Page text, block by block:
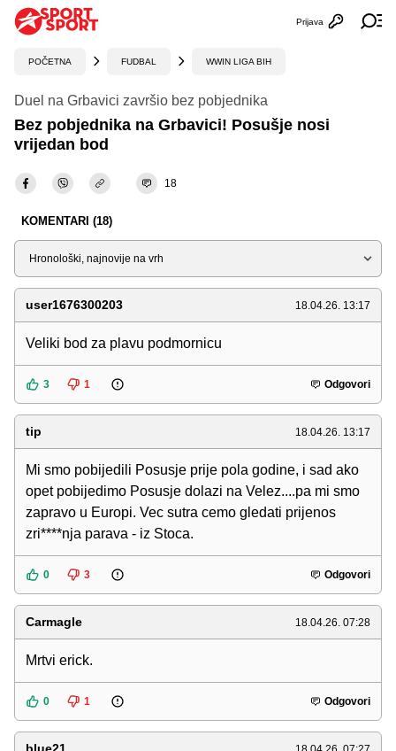
Otvori
Prijava
POČETNA FUDBAL WWIN LIGA BIH
Duel na Grbavici završio bez pobjednika
Bez pobjednika na Grbavici! Posušje nosi
vrijedan bod
18
KOMENTARI (18)
Sortiraj
user1676300203 18.04.26. 13:17
Veliki bod za plavu podmornicu
3 1 Odgovori
tip 18.04.26. 13:17
Mi smo pobijedili Posusje prije pola godine, i sad ako
opet pobijedimo Posusje dolazi na Velez....pa mi smo
zapravo u Europi. Vec sutra cemo gledati prijenos
zri****nja parava - iz Stoca.
0 3 Odgovori
Carmagle 18.04.26. 07:28
Mrtvi erick.
0 1 Odgovori